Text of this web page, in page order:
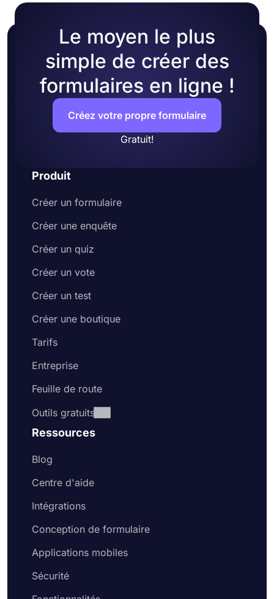
Le moyen le plus
simple de créer des
formulaires en ligne !
Créez votre propre formulaire
Gratuit!
Produit
Créer un formulaire
Créer une enquête
Créer un quiz
Créer un vote
Créer un test
Créer une boutique
Tarifs
Entreprise
Feuille de route
Outils gratuits
Ressources
Blog
Centre d'aide
Intégrations
Conception de formulaire
Applications mobiles
Sécurité